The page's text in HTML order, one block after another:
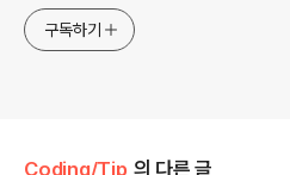
구독하기
Coding/Tip 의 다른 글